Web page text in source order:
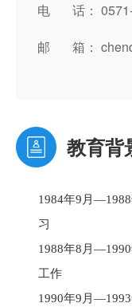
电 话： 0571-
邮 箱：
教育背
1984年9月
习
1988年8月
工作
1990年9月